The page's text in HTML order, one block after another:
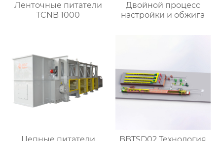
Ленточные питатели
TCNB 1000
Двойной процесс
настройки и обжига